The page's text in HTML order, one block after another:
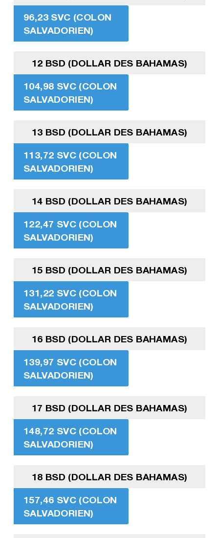
96,23 SVC (COLON
SALVADORIEN)
12 BSD (DOLLAR DES BAHAMAS)
104,98 SVC (COLON
SALVADORIEN)
13 BSD (DOLLAR DES BAHAMAS)
113,72 SVC (COLON
SALVADORIEN)
14 BSD (DOLLAR DES BAHAMAS)
122,47 SVC (COLON
SALVADORIEN)
15 BSD (DOLLAR DES BAHAMAS)
131,22 SVC (COLON
SALVADORIEN)
16 BSD (DOLLAR DES BAHAMAS)
139,97 SVC (COLON
SALVADORIEN)
17 BSD (DOLLAR DES BAHAMAS)
148,72 SVC (COLON
SALVADORIEN)
18 BSD (DOLLAR DES BAHAMAS)
157,46 SVC (COLON
SALVADORIEN)